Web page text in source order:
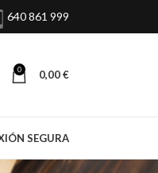
640 861 999
0 0,00€
SEGURA